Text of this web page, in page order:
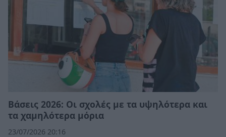
Βάσεις 2026: Οι σχολές με τα υψηλότερα και
τα χαμηλότερα μόρια
23/07/2026 20:16